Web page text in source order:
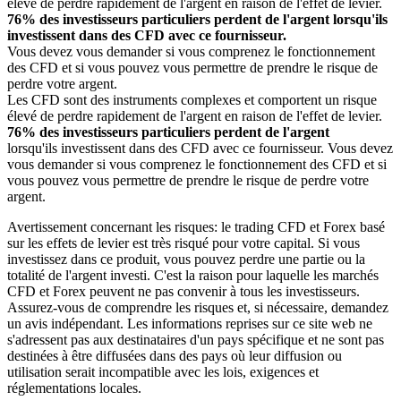
76% des investisseurs particuliers perdent de l'argent lorsqu'ils
investissent dans des CFD avec ce fournisseur.
Vous devez vous demander si vous comprenez le fonctionnement
des CFD et si vous pouvez vous permettre de prendre le risque de
perdre votre argent.
Les CFD sont des instruments complexes et comportent un risque
élevé de perdre rapidement de l'argent en raison de l'effet de levier.
76% des investisseurs particuliers perdent de l'argent
lorsqu'ils investissent dans des CFD avec ce fournisseur. Vous devez
vous demander si vous comprenez le fonctionnement des CFD et si
vous pouvez vous permettre de prendre le risque de perdre votre
argent.
Avertissement concernant les risques: le trading CFD et Forex basé
sur les effets de levier est très risqué pour votre capital. Si vous
investissez dans ce produit, vous pouvez perdre une partie ou la
totalité de l'argent investi. C'est la raison pour laquelle les marchés
CFD et Forex peuvent ne pas convenir à tous les investisseurs.
Assurez-vous de comprendre les risques et, si nécessaire, demandez
un avis indépendant. Les informations reprises sur ce site web ne
s'adressent pas aux destinataires d'un pays spécifique et ne sont pas
destinées à être diffusées dans des pays où leur diffusion ou
utilisation serait incompatible avec les lois, exigences et
réglementations locales.